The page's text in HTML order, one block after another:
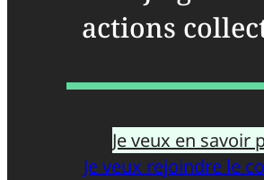
actions
Je veux en savoir
Je veux rejoindre le